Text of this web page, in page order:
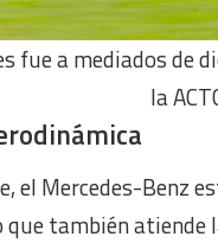
fue a mediados de
la
el Mercedes-Benz
que también atiende